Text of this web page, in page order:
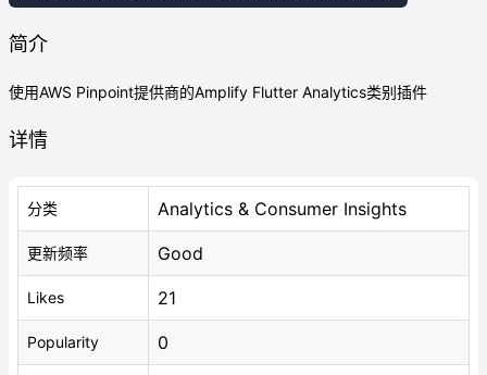
简介
使用AWS Pinpoint提供商的Amplify Flutter Analytics类别插件
详情
分类 Analytics & Consumer Insights
更新频率 Good
Likes 21
Popularity 0